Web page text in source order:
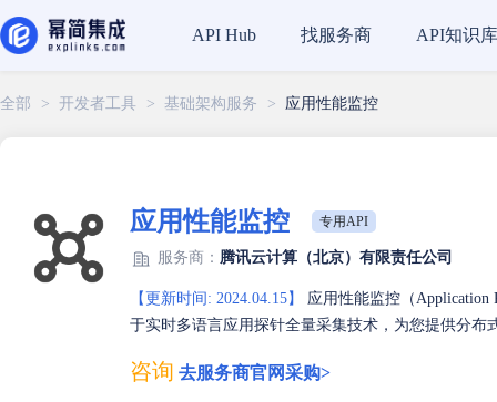
API Hub 找服务商 API知识库
全部 > 开发者工具 > 基础架构服务 > 应用性能监控
应用性能监控 专用API
服务商： 腾讯云计算（北京）有限责任公司
【更新时间: 2024.04.15】
应用性能监控（Application
于实时多语言应用探针全量采集技术，为您提供分
咨询 去服务商官网采购>